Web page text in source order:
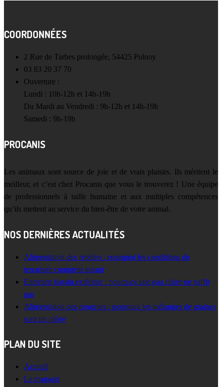
COORDONNÉES
2 Rue de Tarbes prolongée, 54425 Pulnoy
03 83 20 37 70
Ouverture :
Lundi : 10h-12h et 14h-19h
Du Mardi au Vendredi : 9h-12h et 14h-19h
Samedi : 9h-19h
PROCANIS
Les animaux sont source de joie et de vrais plaisirs. Ils méritent le
meilleur, et c’est chez Procanis que vous le trouverez ! Une équipe
de professionnels à taille humaine et aux multiples compétences
qu’ils mettent au service du bien-être de votre animal.
NOS DERNIÈRES ACTUALITÉS
Alimentation des reptiles : pourquoi les conditions du
terrarium comptent autant
Entretien bassin extérieur : pourquoi une eau claire ne suffit
pas
Alimentation des rongeurs : pourquoi les mélanges de graines
sont un piège
PLAN DU SITE
Accueil
Le magasin